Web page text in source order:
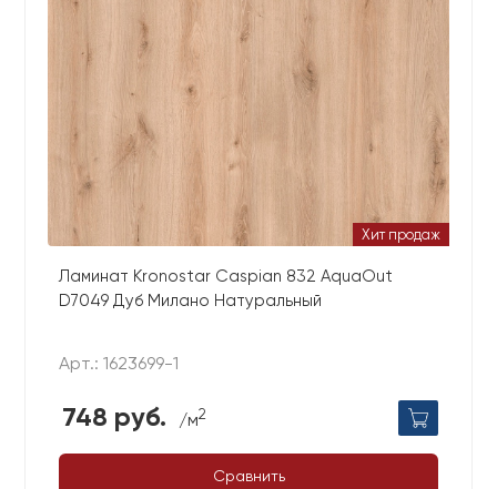
Хит продаж
Ламинат Kronostar Caspian 832 AquaOut
D7049 Дуб Милано Натуральный
Арт.: 1623699-1
748 руб. /м2
Сравнить